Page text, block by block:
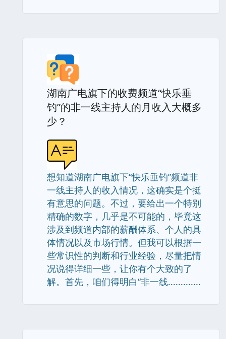
湖南广电旗下的收费频道“快乐垂
钓”的非一线主持人的月收入大概多
少？
想知道湖南广电旗下“快乐垂钓”频道非
一线主持人的收入情况，这确实是个挺
有意思的问题。不过，要给出一个特别
精确的数字，几乎是不可能的，毕竟这
涉及到频道内部的薪酬体系、个人的具
体情况以及市场行情。但我可以根据一
些常识性的判断和行业经验，尽量把情
况说得详细一些，让你有个大致的了
解。首先，咱们得明白“非一线.............